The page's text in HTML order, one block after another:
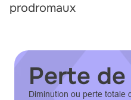
prodromaux
Perte
Diminution ou perte totale